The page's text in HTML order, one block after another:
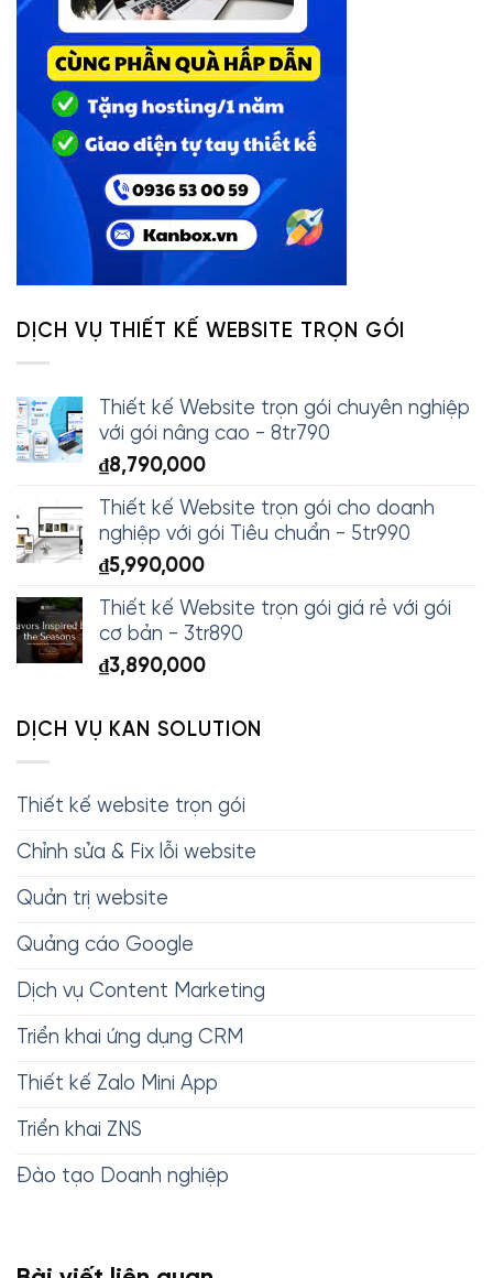
DỊCH VỤ THIẾT KẾ WEBSITE TRỌN GÓI
Thiết kế Website trọn gói chuyên nghiệp
với gói nâng cao - 8tr790
₫8,790,000
Thiết kế Website trọn gói cho doanh
nghiệp với gói Tiêu chuẩn - 5tr990
₫5,990,000
Thiết kế Website trọn gói giá rẻ với gói
cơ bản - 3tr890
₫3,890,000
DỊCH VỤ KAN SOLUTION
Thiết kế website trọn gói
Chỉnh sửa & Fix lỗi website
Quản trị website
Quảng cáo Google
Dịch vụ Content Marketing
Triển khai ứng dụng CRM
Thiết kế Zalo Mini App
Triển khai ZNS
Đào tạo Doanh nghiệp